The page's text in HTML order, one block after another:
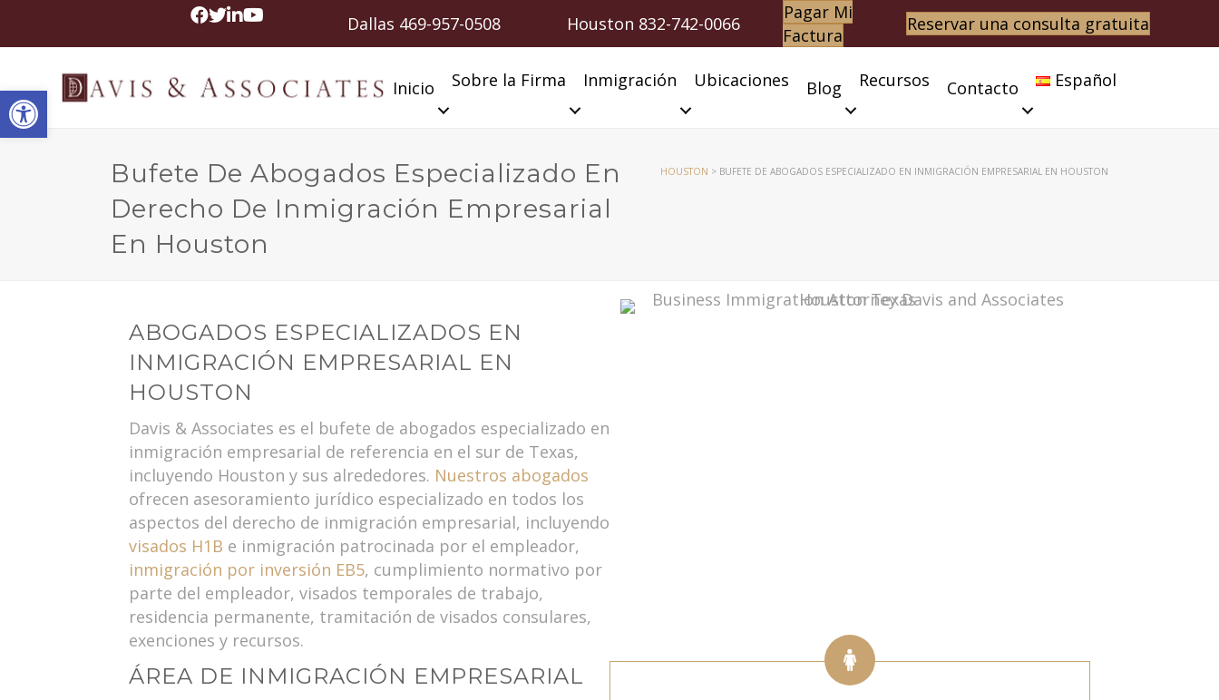
Abrir barra de herramientas
Dallas 469-957-0508 Houston 832-742-0066
Pagar Mi
Factura
Reservar una consulta gratuita
Inicio Sobre la Firma Inmigración Ubicaciones Blog Recursos Contacto Español
Bufete De Abogados Especializado En
Derecho De Inmigración Empresarial
En Houston
HOUSTON > BUFETE DE ABOGADOS ESPECIALIZADO EN INMIGRACIÓN EMPRESARIAL EN HOUSTON
ABOGADOS ESPECIALIZADOS EN
INMIGRACIÓN EMPRESARIAL EN
HOUSTON
Davis & Associates es el bufete de abogados especializado en
inmigración empresarial de referencia en el sur de Texas,
incluyendo Houston y sus alrededores. Nuestros abogados
ofrecen asesoramiento jurídico especializado en todos los
aspectos del derecho de inmigración empresarial, incluyendo
visados H1B e inmigración patrocinada por el empleador,
inmigración por inversión EB5, cumplimiento normativo por
parte del empleador, visados temporales de trabajo,
residencia permanente, tramitación de visados consulares,
exenciones y recursos.
ÁREA DE INMIGRACIÓN EMPRESARIAL